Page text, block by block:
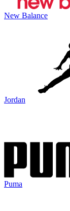
New Balance
Jordan
Puma